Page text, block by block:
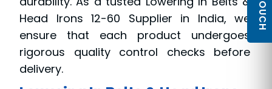
Head Irons 12-60 Supplier in India, we
ensure that each product undergoes
rigorous quality control checks before
delivery.